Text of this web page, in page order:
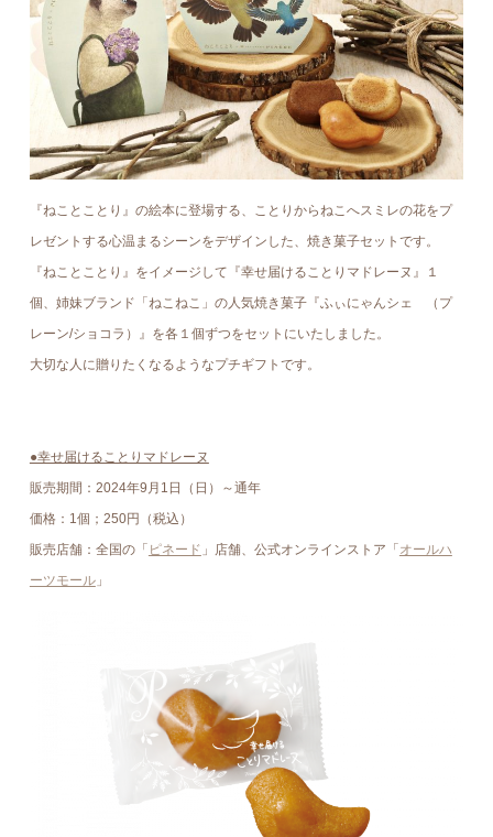
『ねことことり』の絵本に登場する、ことりからねこへスミレの花をプ
レゼントする心温まるシーンをデザインした、焼き菓子セットです。
『ねことことり』をイメージして『幸せ届けることりマドレーヌ』１
個、姉妹ブランド「ねこねこ」の人気焼き菓子『ふぃにゃんシェ （プ
レーン/ショコラ）』を各１個ずつをセットにいたしました。
大切な人に贈りたくなるようなプチギフトです。
●幸せ届けることりマドレーヌ
販売期間：2024年9⽉1⽇（日）～通年
価格：1個；250円（税込）
販売店舗：全国の「 ピネード 」店舗、公式オンラインストア「オールハ
ーツモール」